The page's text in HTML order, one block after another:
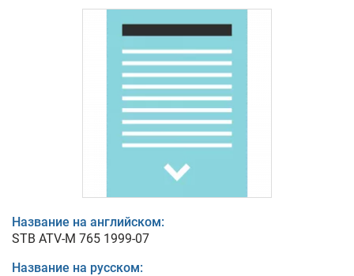
Название на английском:
STB ATV-M 765 1999-07
Название на русском: